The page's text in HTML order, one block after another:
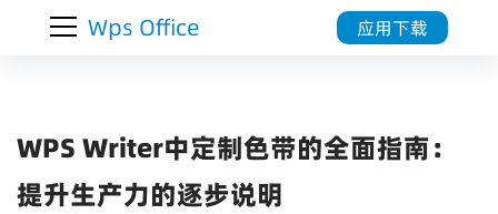
Wps Office 应用下载
WPS Writer中定制色带的全面指南：
提升生产力的逐步说明